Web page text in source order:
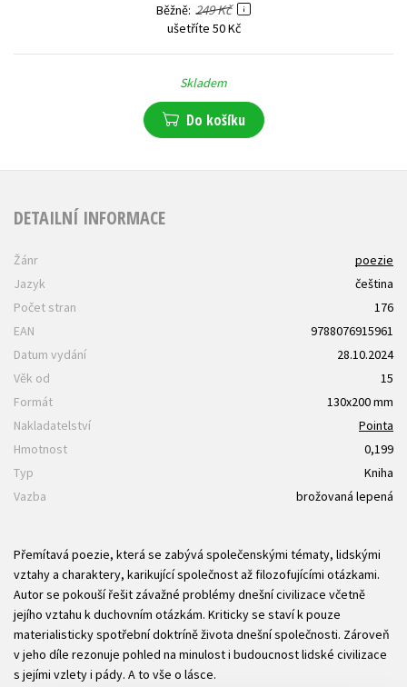
Běžně 249 Kč
ušetříte 50 Kč
Skladem
Do košíku
DETAILNÍ INFORMACE
Žánr
poezie
Jazyk
čeština
Počet stran
176
EAN
9788076915961
Datum vydání
28.10.2024
Věk od
15
Formát
130x200 mm
Nakladatelství
Pointa
Hmotnost
0,199
Typ
Kniha
Vazba
brožovaná lepená
Přemítavá poezie, která se zabývá společenskými tématy, lidskými
vztahy a charaktery, karikující společnost až filozofujícími otázkami.
Autor se pokouší řešit závažné problémy dnešní civilizace včetně
jejího vztahu k duchovním otázkám. Kriticky se staví k pouze
materialisticky spotřební doktríně života dnešní společnosti. Zároveň
v jeho díle rezonuje pohled na minulost i budoucnost lidské civilizace
s jejími vzlety i pády. A to vše o lásce.